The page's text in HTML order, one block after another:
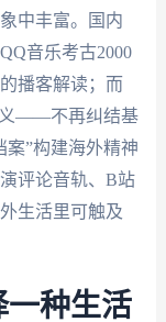
中丰富。国内
音乐考古2000
播客解读；而
义——不再纠结基
案”构建海外精神
评论音轨、B站
生活里可触及
一种生活